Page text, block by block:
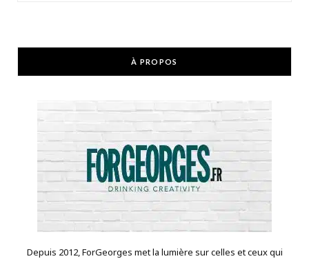
À PROPOS
Depuis 2012, ForGeorges met la lumière sur celles et ceux qui